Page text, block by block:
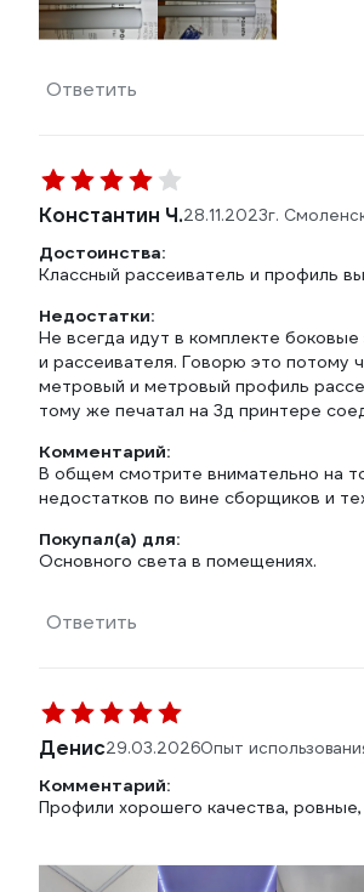
Ответить
Константин Ч.28.11.2023г.
Достоинства:
Классный рассеиватель и профиль
Недостатки:
Не всегда идут в комплекте
и рассеивателя. Говорю это потому
метровый и метровый профиль
тому же печатал на 3д принтере
Комментарий:
В общем смотрите внимательно на
недостатков по вине сборщиков и
Покупал(а) для:
Основного света в помещениях.
Ответить
Денис29.03.2026Опыт
Комментарий:
Профили хорошего качества, ровные,